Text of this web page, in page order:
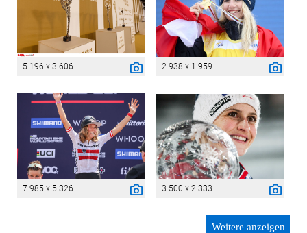
5 196 x 3 606 2 938 x 1 959
7 985 x 5 326 3 500 x 2 333
Weitere anzeigen